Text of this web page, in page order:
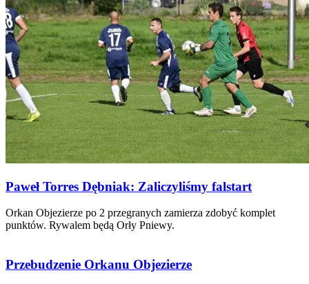
Paweł Torres Dębniak: Zaliczyliśmy falstart
Orkan Objezierze po 2 przegranych zamierza zdobyć komplet
punktów. Rywalem będą Orły Pniewy.
Przebudzenie Orkanu Objezierze